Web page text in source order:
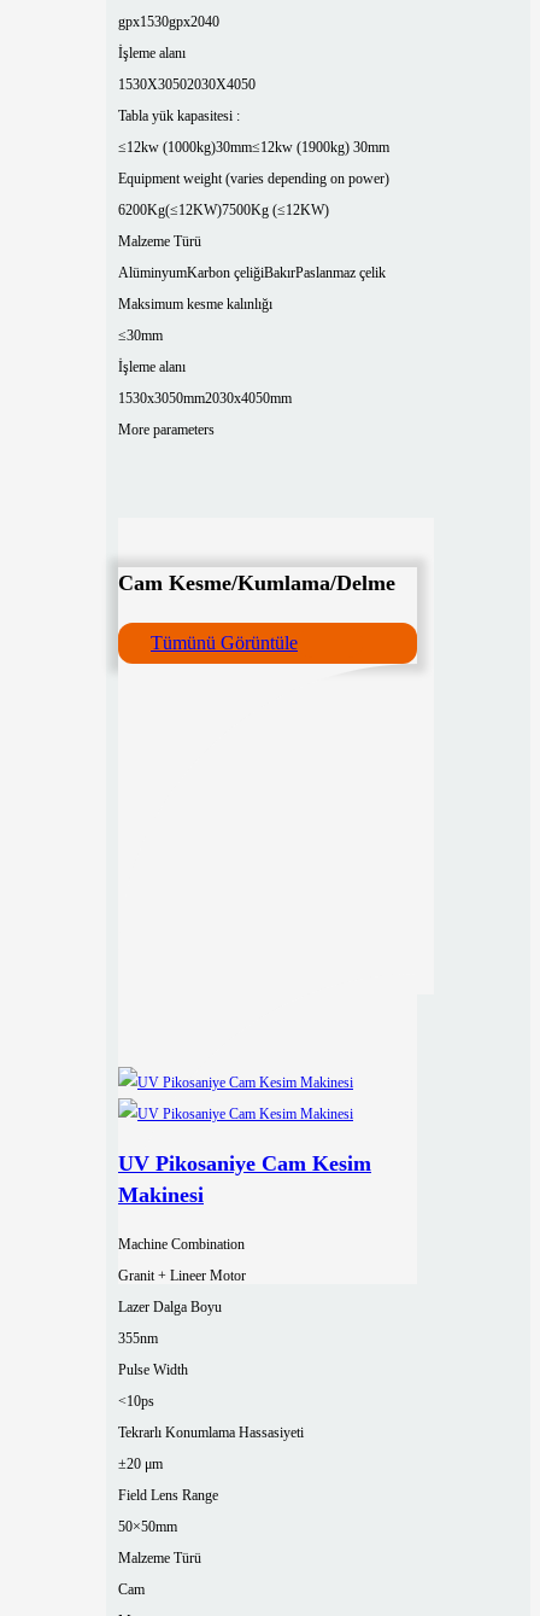
gpx1530gpx2040
İşleme alanı
1530X30502030X4050
Tabla yük kapasitesi :
≤12kw (1000kg)30mm≤12kw (1900kg) 30mm
Equipment weight (varies depending on power)
6200Kg(≤12KW)7500Kg (≤12KW)
Malzeme Türü
AlüminyumKarbon çeliğiBakırPaslanmaz çelik
Maksimum kesme kalınlığı
≤30mm
İşleme alanı
1530x3050mm2030x4050mm
More parameters
Cam Kesme/Kumlama/Delme
Tümünü Görüntüle
UV Pikosaniye Cam Kesim
Makinesi
Machine Combination
Granit + Lineer Motor
Lazer Dalga Boyu
355nm
Pulse Width
<10ps
Tekrarlı Konumlama Hassasiyeti
±20 μm
Field Lens Range
50×50mm
Malzeme Türü
Cam